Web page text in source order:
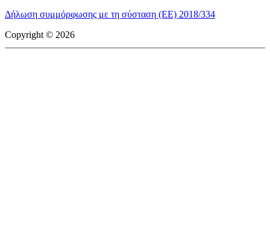
Δήλωση συμμόρφωσης με τη σύσταση (ΕΕ) 2018/334
Copyright © 2026